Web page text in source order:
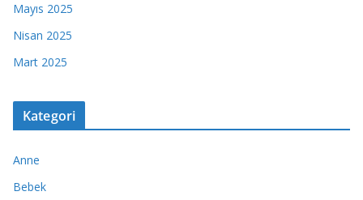
Mayıs 2025
Nisan 2025
Mart 2025
Kategori
Anne
Bebek